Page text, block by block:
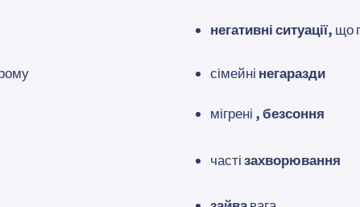
негативні ситуації, що
сімейні негаразди
мігрені , безсоння
частізахворювання